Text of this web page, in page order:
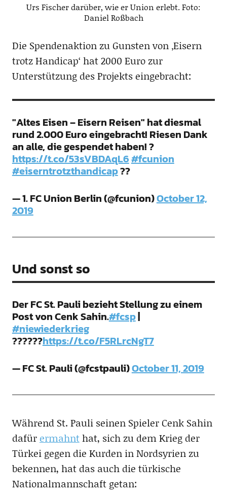
Urs Fischer darüber, wie er Union erlebt. Foto:
Daniel Roßbach
Die Spendenaktion zu Gunsten von ‚Eisern
trotz Handicap‘ hat 2000 Euro zur
Unterstützung des Projekts eingebracht:
"Altes Eisen – Eisern Reisen" hat diesmal
rund 2.000 Euro eingebracht! Riesen Dank
an alle, die gespendet haben! ?
https://t.co/53sVBDAqL6#fcunion
#eiserntrotzthandicap??
— 1. FC Union Berlin (@fcunion)October 12,
2019
Und sonst so
Der FC St. Pauli bezieht Stellung zu einem
Post von Cenk Sahin.#fcsp|
#niewiederkrieg
??????https://t.co/F5RLrcNgT7
— FC St. Pauli (@fcstpauli)October 11, 2019
Während St. Pauli seinen Spieler Cenk Sahin
dafür ermahnthat, sich zu dem Krieg der
Türkei gegen die Kurden in Nordsyrien zu
bekennen, hat das auch die türkische
Nationalmannschaft getan: